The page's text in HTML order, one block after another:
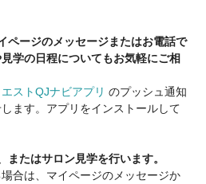
人のスタッフが活躍するプラー
性が広がります！
上目標を目指します！
◎なんです♪
きたいエリア・店舗が叶う！
ページのメッセージまたはお電話で
学の日程についてもお気軽にご相
エストQJナビアプリ のプッシュ通知
ます。アプリをインストールして
またはサロン見学を行います。
合は、マイページのメッセージか